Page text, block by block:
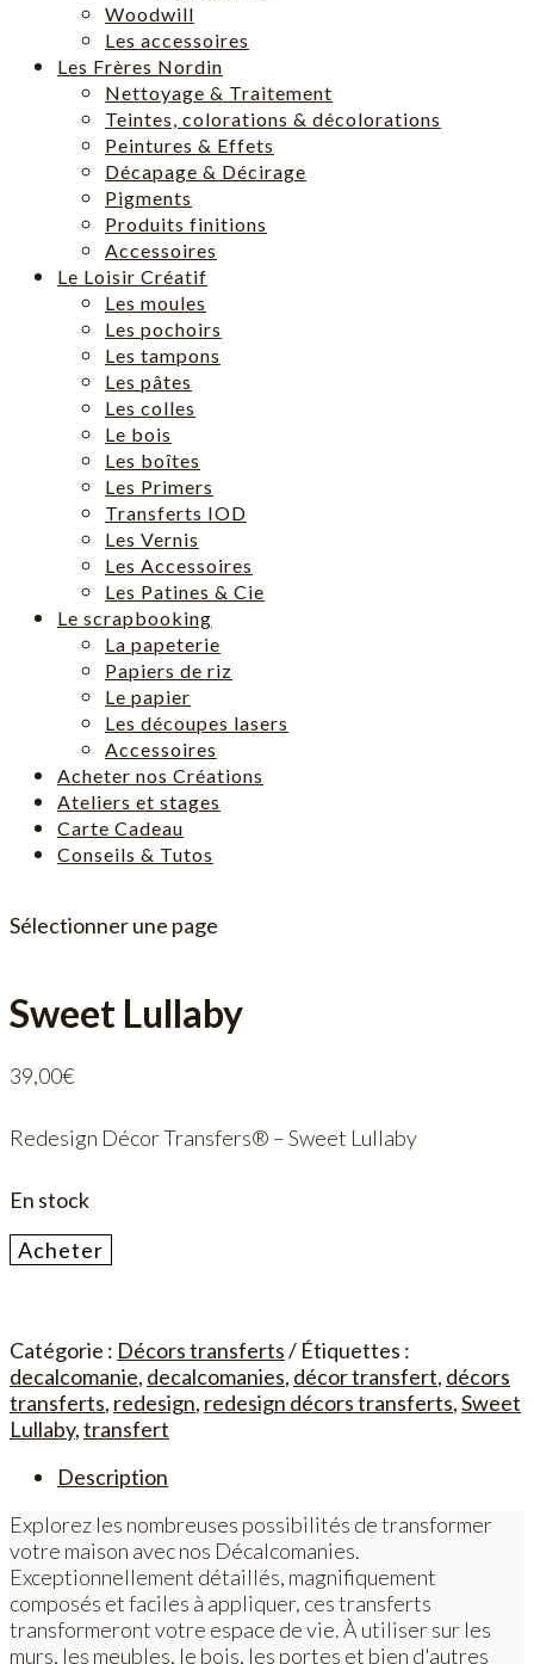
Woodwill
Les accessoires
Les Frères Nordin
Nettoyage & Traitement
Teintes, colorations & décolorations
Peintures & Effets
Décapage & Décirage
Pigments
Produits finitions
Accessoires
Le Loisir Créatif
Les moules
Les pochoirs
Les tampons
Les pâtes
Les colles
Le bois
Les boîtes
Les Primers
Transferts IOD
Les Vernis
Les Accessoires
Les Patines & Cie
Le scrapbooking
La papeterie
Papiers de riz
Le papier
Les découpes lasers
Accessoires
Acheter nos Créations
Ateliers et stages
Carte Cadeau
Conseils & Tutos
Sélectionner une page
Sweet Lullaby
39,00€
Redesign Décor Transfers® – Sweet Lullaby
En stock
quantité
de
Acheter
Catégorie : Décors transferts
Étiquettes :
decalcomanie, decalcomanies, décor transfert, décors
transferts, redesign, redesign décors transferts,Sweet
Lullaby,transfert
Description
Explorez les nombreuses possibilités de transformer
votre maison avec nos Décalcomanies.
Exceptionnellement détaillés, magnifiquement
composés et faciles à appliquer, ces transferts
transformeront votre espace de vie. À utiliser sur les
murs, les meubles, le bois, les portes et bien d'autres